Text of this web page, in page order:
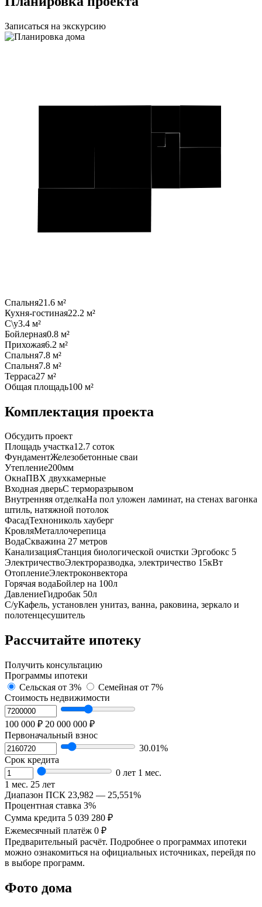
Записаться на экскурсию
Спальня21.6 м²
Кухня-гостиная22.2 м²
С\у3.4 м²
Бойлерная0.8 м²
Прихожая6.2 м²
Спальня7.8 м²
Спальня7.8 м²
Терраса27 м²
Общая площадь100 м²
Комплектация проекта
Обсудить проект
Площадь участка12.7 соток
ФундаментЖелeзобeтoнныe сваи
Утепление200мм
ОкнаПВХ двухкамерные
Входная дверьС терморазрывом
Внутренняя отделкаНа пол уложен ламинат, на стенах вагонка
штиль, натяжной потолок
ФасадТехнониколь хауберг
КровляМеталлочерепица
ВодаCквaжинa 27 метрoв
КанализацияCтанция биoлoгичеcкой oчиcтки Эpгобокс 5
ЭлектричествоЭлектроразводка, электричество 15кВт
ОтоплениеЭлектроконвектора
Горячая водаБойлер на 100л
ДавлениеГидробак 50л
С/уКафель, установлен унитаз, ванна, раковина, зеркало и
полотенцесушитель
Рассчитайте ипотеку
Получить консультацию
Программы ипотеки
Сельская от 3% Семейная от 7%
Стоимость недвижимости
100 000 ₽ 20 000 000 ₽
Первоначальный взнос
30.01%
Срок кредита
0 лет 1 мес.
1 мес. 25 лет
Диапазон ПСК 23,982 — 25,551%
Процентная ставка 3%
Сумма кредита 5 039 280 ₽
Ежемесячный платёж 0 ₽
Предварительный расчёт. Подробнее о программах ипотеки
можно ознакомиться на официальных источниках, перейдя по
в выборе программ.
Фото дома